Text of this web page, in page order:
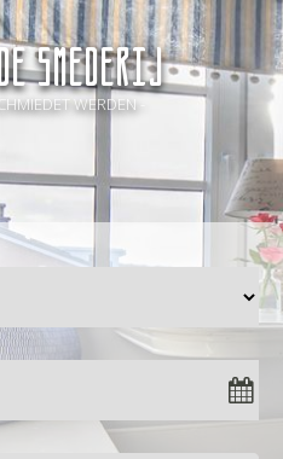
Smederij
WERDEN -